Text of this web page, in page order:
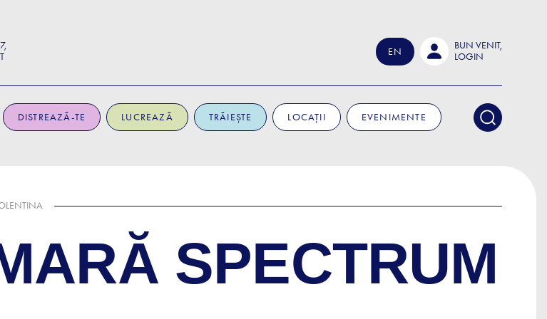
EN
BUN VENIT,
LOGIN
DISTREAZĂ-TE LUCREAZĂ TRĂIEȘTE LOCAȚII EVENIMENTE
SPECTRUM